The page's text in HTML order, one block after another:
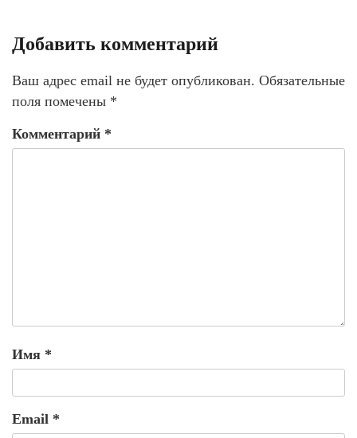
Добавить комментарий
Ваш адрес email не будет опубликован. Обязательные
поля помечены *
Комментарий *
Имя *
Email *